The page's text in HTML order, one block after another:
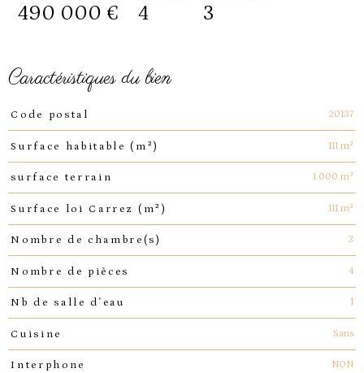
490 000 € 4 3
caractéristiques du bien
Caractéristiques Valeurs
Code postal 20137
Surface habitable (m²) 111 m²
surface terrain 1 000 m²
Surface loi Carrez (m²) 111 m²
Nombre de chambre(s) 3
Nombre de pièces 4
Nb de salle d'eau 1
Cuisine Sans
Interphone NON